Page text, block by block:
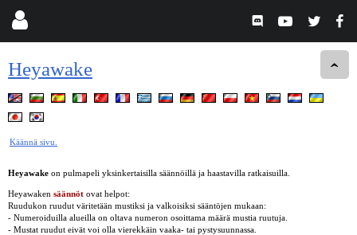
Heyawake
Käännä sivu.
Heyawake on pulmapeli yksinkertaisilla säännöillä ja haastavilla ratkaisuilla.
Heyawaken säännöt ovat helpot:
Ruudukon ruudut väritetään mustiksi ja valkoisiksi sääntöjen mukaan:
- Numeroiduilla alueilla on oltava numeron osoittama määrä mustia ruutuja.
- Mustat ruudut eivät voi olla vierekkäin vaaka- tai pystysuunnassa.